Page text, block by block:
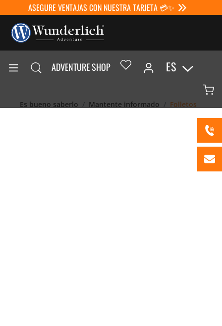
ASEGURE VENTAJAS CON NUESTRA TARJETA 💳✨
ADVENTURE SHOP ES
Es bueno saberlo Mantente informado Folletos